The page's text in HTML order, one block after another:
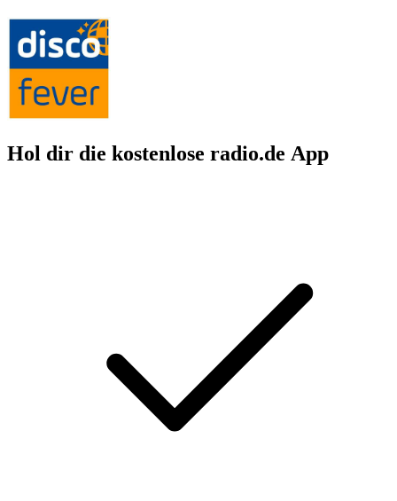
Hol dir die kostenlose radio.de App